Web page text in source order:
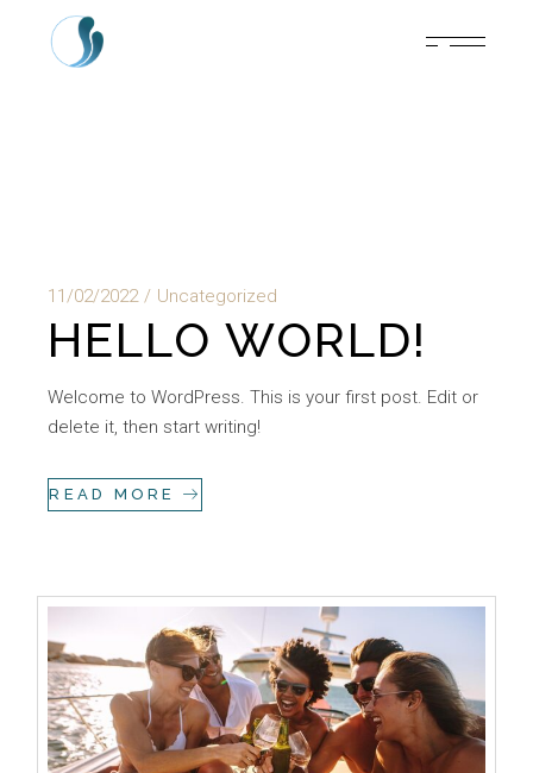
11/02/2022 Uncategorized
HELLO WORLD!
Welcome to WordPress. This is your first post. Edit or
delete it, then start writing!
READ MORE